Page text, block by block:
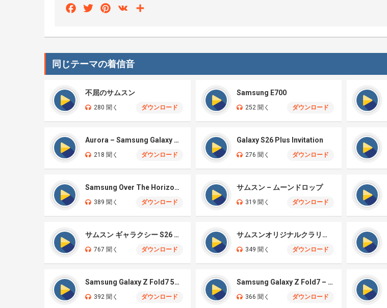
FacebookTwitterPinterest
VK
同じテーマの着信音
不屈のサムスン
280 聞く ダウンロード
Samsung E700
252 聞く ダウンロード
Aurora – Samsung Galaxy S26
218 聞く ダウンロード
Galaxy S26 Plus Invitation
276 聞く ダウンロード
Samsung Over The Horizon 2026
389 聞く ダウンロード
サムスン – ムーンドロップ
319 聞く ダウンロード
サムスン ギャラクシー S26 ウルトラ
767 聞く ダウンロード
サムスンオリジナルクラリティ
349 聞く ダウンロード
Samsung Galaxy Z Fold7 5G – Illusionary
392 聞く ダウンロード
Samsung Galaxy Z Fold7 – Aurora
366 聞く ダウンロード